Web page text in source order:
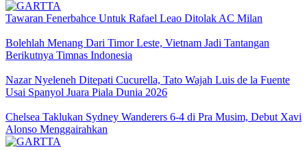
Tawaran Fenerbahce Untuk Rafael Leao Ditolak AC Milan
Bolehlah Menang Dari Timor Leste, Vietnam Jadi Tantangan
Berikutnya Timnas Indonesia
Nazar Nyeleneh Ditepati Cucurella, Tato Wajah Luis de la Fuente
Usai Spanyol Juara Piala Dunia 2026
Chelsea Taklukan Sydney Wanderers 6-4 di Pra Musim, Debut Xavi
Alonso Menggairahkan